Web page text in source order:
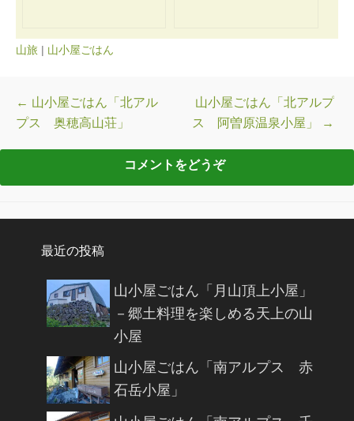
山旅 | 山小屋ごはん
投稿ナビゲーション
← 山小屋ごはん「北アル
プス 奥穂高山荘」
山小屋ごはん「北アルプ
ス 阿曽原温泉小屋」
→
最近の投稿
山小屋ごはん「月山頂上小屋」
－郷土料理を楽しめる天上の山
小屋
山小屋ごはん「南アルプス 赤
石岳小屋」